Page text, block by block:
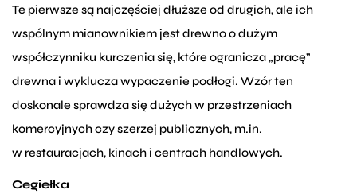
Te pierwsze są najczęściej dłuższe od drugich, ale ich
wspólnym mianownikiem jest drewno o dużym
współczynniku kurczenia się, które ogranicza „pracę”
drewna i wyklucza wypaczenie podłogi. Wzór ten
doskonale sprawdza się dużych w przestrzeniach
komercyjnych czy szerzej publicznych, m.in.
w restauracjach, kinach i centrach handlowych.
Cegiełka